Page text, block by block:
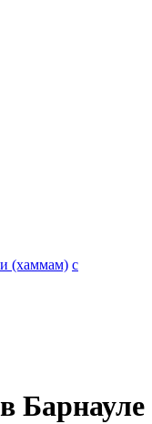
(хаммам) с
Барнауле